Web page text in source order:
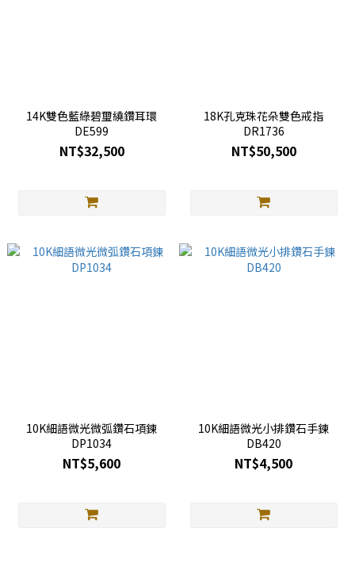
14K雙色藍綠碧璽繞鑽耳環
DE599
NT$32,500
18K孔克珠花朵雙色戒指
DR1736
NT$50,500
10K細語微光微弧鑽石項鍊
DP1034
NT$5,600
10K細語微光小排鑽石手鍊
DB420
NT$4,500